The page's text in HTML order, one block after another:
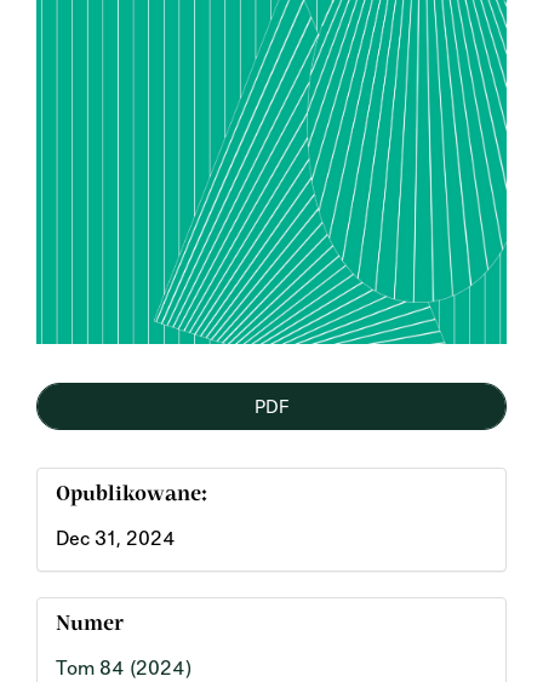
PDF
Opublikowane:
Dec 31, 2024
Numer
Tom 84 (2024)